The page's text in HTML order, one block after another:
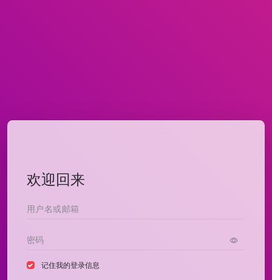
欢迎回来
记住我的登录信息